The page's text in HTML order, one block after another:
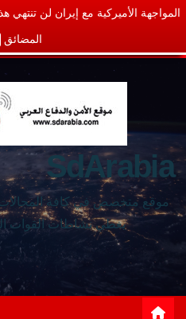
المواجهة الأميركية مع إيران لن تنتهي
المضائق
SdArabia
موقع متخصص في كافة المجالات
يغطي نشاطات القوات